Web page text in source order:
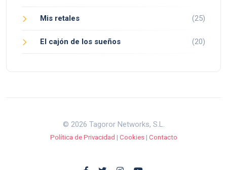
Mis retales (25)
El cajón de los sueños (20)
© 2026 Tagoror Networks, S.L.
Política de Privacidad | Cookies| Contacto